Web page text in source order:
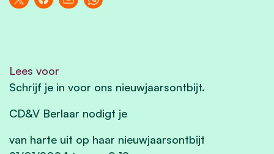
Lees voor
Schrijf je in voor ons nieuwjaarsontbijt.
CD&V Berlaar nodigt je
van harte uit op haar nieuwjaarsontbijt